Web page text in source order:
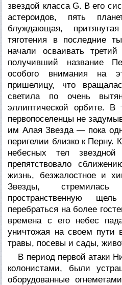
звездой класса G. В его
астероидов, пять
блуждающая,
тяготения в последние
начали осваивать
получивший название
особого внимания на
пришелицу, что
светила по очень
эллиптической орбите. В
первопоселенцы не
им Алая Звезда — пока
перигелии близко к Перну.
небесных тел
препятствовало
жизнь, безжалостное и
Звезды, стремилась
пространственную
перебраться на более
времена с его небес
уничтожая на своем
травы, посевы и сады,
В период первой атаки
колонистами, были
оборудованные